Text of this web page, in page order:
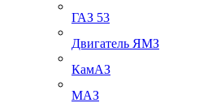
ГАЗ 53
Двигатель ЯМЗ
КамАЗ
МАЗ